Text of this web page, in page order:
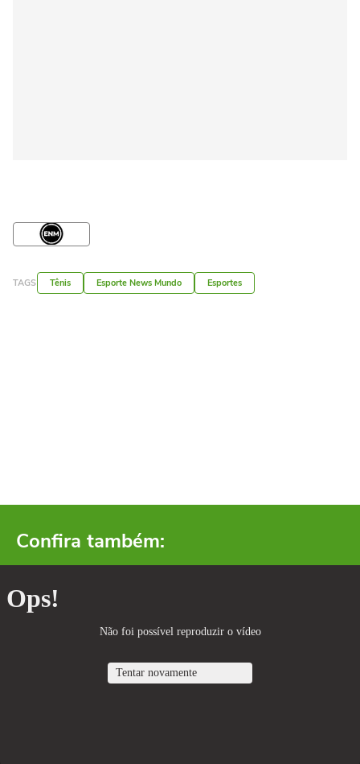
TAGS Tênis Esporte News Mundo Esportes
Confira também: